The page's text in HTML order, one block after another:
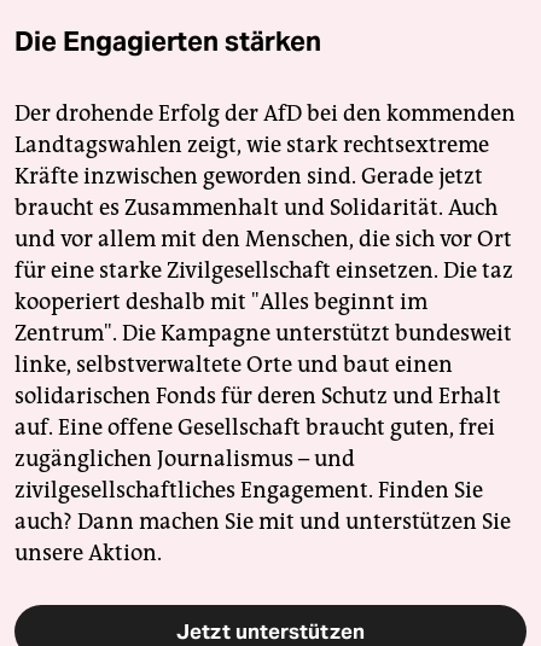
Die Engagierten stärken
Der drohende Erfolg der AfD bei den kommenden
Landtagswahlen zeigt, wie stark rechtsextreme
Kräfte inzwischen geworden sind. Gerade jetzt
braucht es Zusammenhalt und Solidarität. Auch
und vor allem mit den Menschen, die sich vor Ort
für eine starke Zivilgesellschaft einsetzen. Die taz
kooperiert deshalb mit "Alles beginnt im
Zentrum". Die Kampagne unterstützt bundesweit
linke, selbstverwaltete Orte und baut einen
solidarischen Fonds für deren Schutz und Erhalt
auf. Eine offene Gesellschaft braucht guten, frei
zugänglichen Journalismus – und
zivilgesellschaftliches Engagement. Finden Sie
auch? Dann machen Sie mit und unterstützen Sie
unsere Aktion.
Jetzt unterstützen